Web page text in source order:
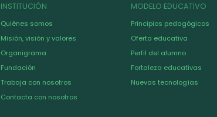
INSTITUCIÓN
Quiénes somos
Misión, visión y valores
Organigrama
Fundación
Trabaja con nosotros
Contacta con nosotros
MODELO EDUCATIVO
Principios pedagógicos
Oferta educativa
Perfil del alumno
Fortaleza educativas
Nuevas tecnologías